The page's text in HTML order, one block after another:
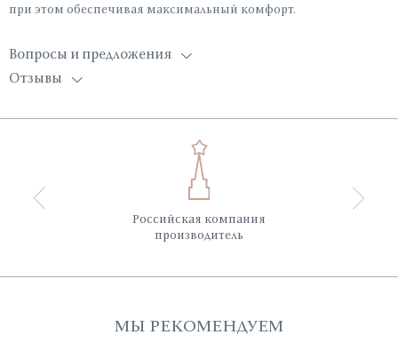
при этом обеспечивая максимальный комфорт.
Вопросы и предложения
Отзывы
Российская компания
производитель
МЫ РЕКОМЕНДУЕМ